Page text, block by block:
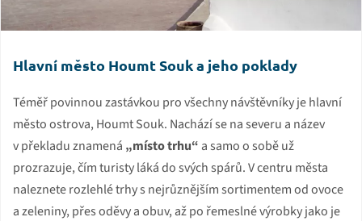
Hlavní město Houmt Souk a jeho poklady
Téměř povinnou zastávkou pro všechny návštěvníky je hlavní
město ostrova, Houmt Souk. Nachází se na severu a název
v překladu znamená „místo trhu“ a samo o sobě už
prozrazuje, čím turisty láká do svých spárů. V centru města
naleznete rozlehlé trhy s nejrůznějším sortimentem od ovoce
a zeleniny, přes oděvy a obuv, až po řemeslné výrobky jako je